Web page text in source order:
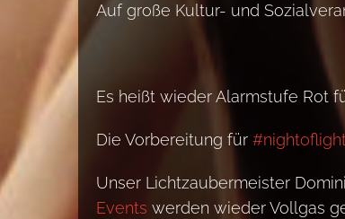
Auf große Kultur- und
Es heißt wieder Alarmstufe Rot
Die Vorbereitung für
Unser Lichtzaubermeister
Events werden wieder Vollgas